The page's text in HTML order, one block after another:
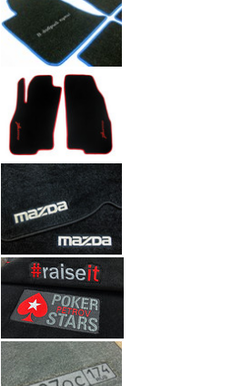
Автоковрики с вышивкой по
Введите размеры вышивки
Размер (см)
Кол-во